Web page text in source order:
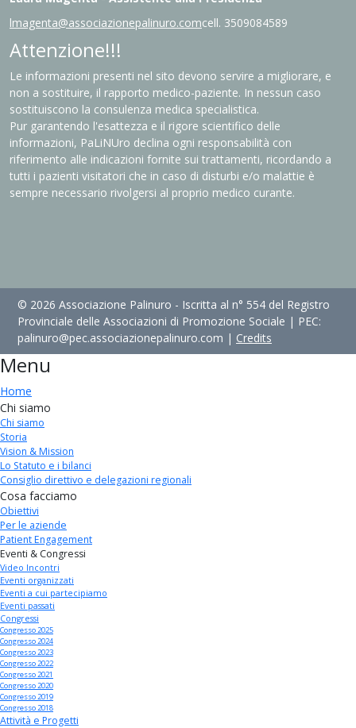
lmagenta@associazionepalinuro.comcell. 3509084589
Attenzione!!!
Le informazioni presenti nel sito devono servire a migliorare, e
non a sostituire, il rapporto medico-paziente. In nessun caso
sostituiscono la consulenza medica specialistica.
Pur garantendo l'esattezza e il rigore scientifico delle
informazioni, PaLiNUro declina ogni responsabilità con
riferimento alle indicazioni fornite sui trattamenti, ricordando a
tutti i pazienti visitatori che in caso di disturbi e/o malattie è
sempre necessario rivolgersi al proprio medico curante.
© 2026 Associazione Palinuro - Iscritta al n° 554 del Registro
Provinciale delle Associazioni di Promozione Sociale | PEC:
palinuro@pec.associazionepalinuro.com | Credits
Menu
Home
Chi siamo
Chi siamo
Storia
Vision & Mission
Lo Statuto e i bilanci
Consiglio direttivo e delegazioni regionali
Cosa facciamo
Obiettivi
Per le aziende
Patient Engagement
Eventi & Congressi
Video Incontri
Eventi organizzati
Eventi a cui partecipiamo
Eventi passati
Congressi
Congresso 2025
Congresso 2024
Congresso 2023
Congresso 2022
Congresso 2021
Congresso 2020
Congresso 2019
Congresso 2018
Attività e Progetti